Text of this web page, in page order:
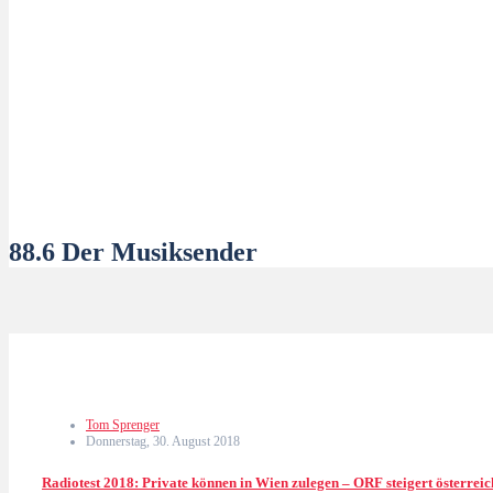
88.6 Der Musiksender
Tom Sprenger
Donnerstag, 30. August 2018
Radiotest 2018: Private können in Wien zulegen – ORF steigert